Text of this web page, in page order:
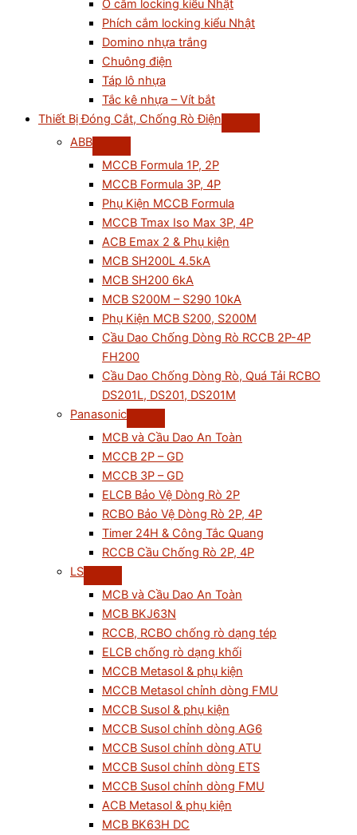
Ổ cắm locking kiểu Nhật
Phích cắm locking kiểu Nhật
Domino nhựa trắng
Chuông điện
Táp lô nhựa
Tắc kê nhựa – Vít bắt
Thiết Bị Đóng Cắt, Chống Rò Điện
ABB
MCCB Formula 1P, 2P
MCCB Formula 3P, 4P
Phụ Kiện MCCB Formula
MCCB Tmax Iso Max 3P, 4P
ACB Emax 2 & Phụ kiện
MCB SH200L 4.5kA
MCB SH200 6kA
MCB S200M – S290 10kA
Phụ Kiện MCB S200, S200M
Cầu Dao Chống Dòng Rò RCCB 2P-4P
FH200
Cầu Dao Chống Dòng Rò, Quá Tải RCBO
DS201L, DS201, DS201M
Panasonic
MCB và Cầu Dao An Toàn
MCCB 2P – GD
MCCB 3P – GD
ELCB Bảo Vệ Dòng Rò 2P
RCBO Bảo Vệ Dòng Rò 2P, 4P
Timer 24H & Công Tắc Quang
RCCB Cầu Chống Rò 2P, 4P
LS
MCB và Cầu Dao An Toàn
MCB BKJ63N
RCCB, RCBO chống rò dạng tép
ELCB chống rò dạng khối
MCCB Metasol & phụ kiện
MCCB Metasol chỉnh dòng FMU
MCCB Susol & phụ kiện
MCCB Susol chỉnh dòng AG6
MCCB Susol chỉnh dòng ATU
MCCB Susol chỉnh dòng ETS
MCCB Susol chỉnh dòng FMU
ACB Metasol & phụ kiện
MCB BK63H DC